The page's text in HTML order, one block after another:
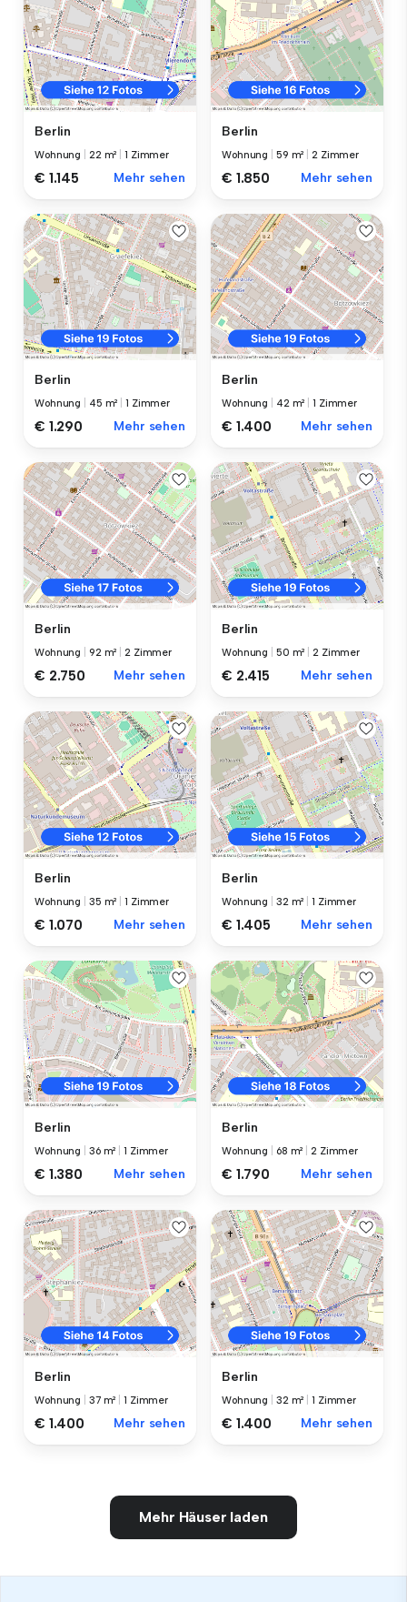
Berlin
Wohnung 22 m² |1 Zimmer
€ 1.145 Mehr sehen
Berlin
Wohnung 59 m² 2 Zimmer
€ 1.850 Mehr sehen
Berlin
Wohnung 45 m² |1 Zimmer
€ 1.290 Mehr sehen
Berlin
Wohnung 42 m² |1 Zimmer
€ 1.400 Mehr sehen
Berlin
Wohnung 92 m² |2 Zimmer
€ 2.750 Mehr sehen
Berlin
Wohnung 50 m² |2 Zimmer
€ 2.415 Mehr sehen
Berlin
Wohnung 35 m² |1 Zimmer
€ 1.070 Mehr sehen
Berlin
Wohnung 32 m² |1 Zimmer
€ 1.405 Mehr sehen
Berlin
Wohnung 36 m² |1 Zimmer
€ 1.380 Mehr sehen
Berlin
Wohnung 68 m² |2 Zimmer
€ 1.790 Mehr sehen
Berlin
Wohnung 37 m² |1 Zimmer
€ 1.400 Mehr sehen
Berlin
Wohnung 32 m² |1 Zimmer
€ 1.400 Mehr sehen
Mehr Häuser laden